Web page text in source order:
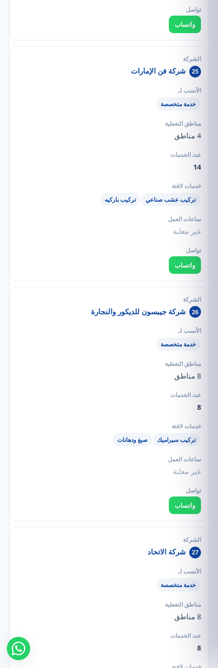
واتساب
25 شركة فن الإمارات
خدمة متخصصة
4 مناطق
14
تركيب عشب صناعي تركيب باركيه
غير معلنة
واتساب
26 شركة جيبسون للديكور والنجارة
خدمة متخصصة
8 مناطق
8
تركيب سيراميك صبغ ودهانات
غير معلنة
واتساب
27 شركة الاتحاد
خدمة متخصصة
8 مناطق
8